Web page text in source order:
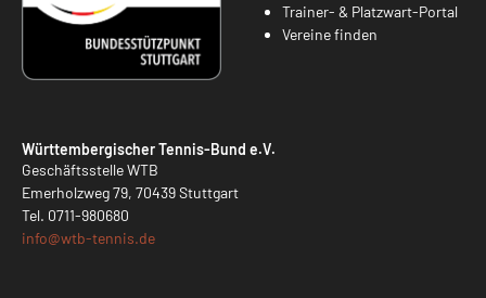
Trainer- & Platzwart-Portal
Vereine finden
Württembergischer Tennis-Bund e.V.
Geschäftsstelle WTB
Emerholzweg 79, 70439 Stuttgart
Tel. 0711-980680
info@wtb-tennis.de